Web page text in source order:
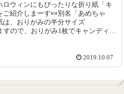
ロウィンにもぴったりな折り紙「キ
ご紹介しまーす🍬別名「あめちゃ
は、おりがみの半分サイズ
すので、おりがみ1枚でキャンディが
2019.10.07